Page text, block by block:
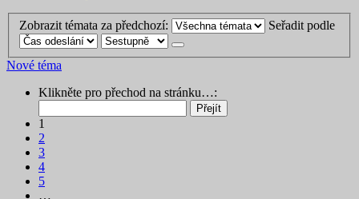
Zobrazit témata za předchozí: Seřadit podle
Nové téma
Klikněte pro přechod na stránku…:
1
2
3
4
5
…